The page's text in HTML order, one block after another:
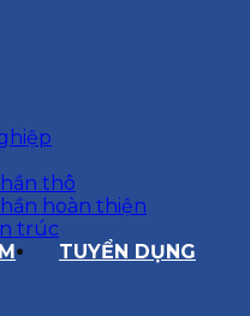
thô
hoàn thiện
trúc
TUYỂN DỤNG